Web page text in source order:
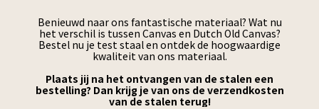
Benieuwd naar ons fantastische materiaal? Wat nu
het verschil is tussen Canvas en Dutch Old Canvas?
Bestel nu je test staal en ontdek de hoogwaardige
kwaliteit van ons materiaal.
Plaats jij na het ontvangen van de stalen een
bestelling? Dan krijg je van ons de verzendkosten
van de stalen terug!